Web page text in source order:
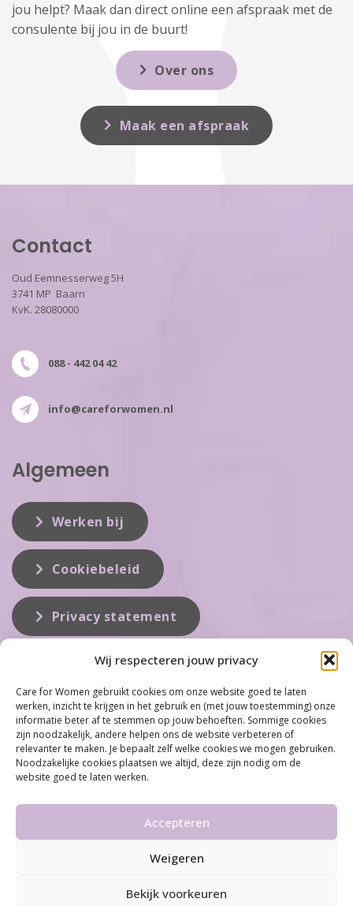
Wij respecteren jouw privacy
Care for Women gebruikt cookies om onze website goed te laten
werken, inzicht te krijgen in het gebruik en (met jouw toestemming) onze
informatie beter af te stemmen op jouw behoeften. Sommige cookies
zijn noodzakelijk, andere helpen ons de website verbeteren of
relevanter te maken. Je bepaalt zelf welke cookies we mogen gebruiken.
Noodzakelijke cookies plaatsen we altijd, deze zijn nodig om de
website goed te laten werken.
Accepteren
Weigeren
Bekijk voorkeuren
jou helpt? Maak dan direct online een afspraak met de
consulente bij jou in de buurt!
Over ons
Maak een afspraak
Contact
Oud Eemnesserweg 5H
3741 MP Baarn
KvK. 28080000
088 - 442 04 42
info@careforwomen.nl
Algemeen
Werken bij
Cookiebeleid
Privacy statement
Care for Women is de eerste organisatie die zich inzet op het gebied
van hormonale problemen bij vrouwen. Met ruim 100 locaties
behoort Care for Women tot één van de grootste organisaties op dit
vakgebied...
voorwaarden & Privacy statement